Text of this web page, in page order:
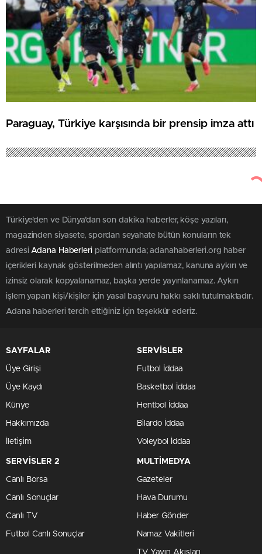
Paraguay, Türkiye karşısında bir prensip imza attı
Türkiye'den ve Dünya’dan son dakika haberler, köşe yazıları,
magazinden siyasete, spordan seyahate bütün konuların tek
adresiAdana Haberleriplatformunda; adanahaberleri.org haber
içerikleri kaynak gösterilmeden alıntı yapılamaz, kanuna aykırı ve
izinsiz olarak kopyalanamaz, başka yerde yayınlanamaz. Aykırı
işlem yapan kişi/kişiler için yasal başvuru hakkı saklı tutulmaktadır.
Adana haberleri tercih ettiğiniz için teşekkür ederiz.
SAYFALAR
Üye Girişi
Üye Kaydı
Künye
Hakkımızda
İletişim
SERVİSLER
Futbol İddaa
Basketbol İddaa
Hentbol İddaa
Bilardo İddaa
Voleybol İddaa
SERVİSLER 2
Canlı Borsa
Canlı Sonuçlar
Canlı TV
Futbol Canlı Sonuçlar
MULTİMEDYA
Gazeteler
Hava Durumu
Haber Gönder
Namaz Vakitleri
TV Yayın Akışları